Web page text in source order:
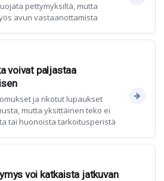
pettymyksiltä, mutta
avun vastaanottamista
voivat paljastaa
ja rikotut lupaukset
mutta yksittäinen teko ei
tai huonoista tarkoitusperistä
voi katkaista jatkuvan